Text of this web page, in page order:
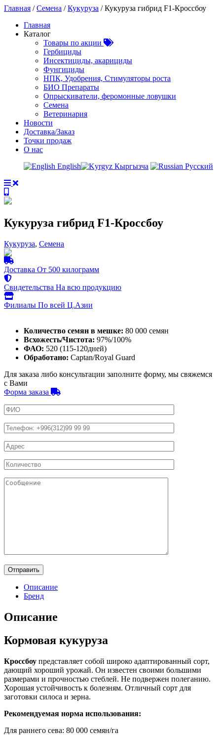
Главная /Семена /Кукуруза / Кукуруза гибрид F1-Кроссбоу
Главная
Каталог
Товары по акции
Гербициды
Инсектициды, акарициды
Фунгициды
НПК, Удобрения, Стимуляторы роста
БИО Препараты
Опрыскиватели, феромонные ловушки
Семена
Ветеринария
Новости
Доставка/Заказ
Точки продаж
О нас
English
Кыргызча Русский
Кукуруза гибрид F1-Кроссбоу
Кукуруза, Семена
Доставка От 500 килограмм
Свидетельства На всю продукцию
Филиалы По всей Ц.Азии
Количество семян в мешке: 80 000 семян
Всхожесть/Чистота: 97%/100%
ФАО: 520 (115-120дней)
Обработано: Captan/Royal Guard
Для заказа либо консультации заполните форму, мы свяжемся
с Вами
Форма заказа
Описание
Бренд
Описание
Кормовая кукуруза
Кроссбоу представляет собой широко адаптированный сорт,
дающий хороший урожай. Он известен своими большими
размерами и прочностью стеблей. Не подвержен полеганию.
Хорошая устойчивость к болезням. Отличный сорт для
заготовки силоса и зерна.
Рекомендуемая норма использования:
Для раннего сева: 80 000 семян/га